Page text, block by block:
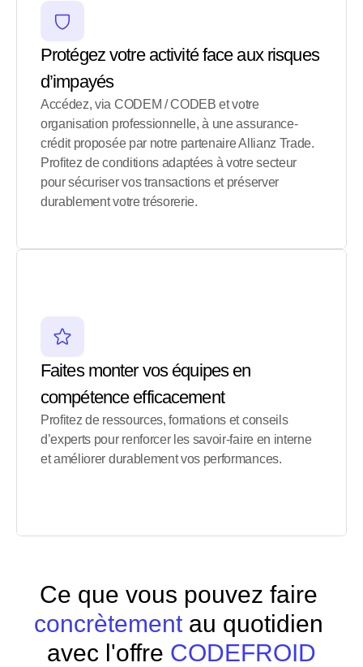
Protégez votre activité face aux risques
d’impayés
Accédez, via CODEM / CODEB et votre
organisation professionnelle, à une assurance-
crédit proposée par notre partenaire Allianz Trade.
Profitez de conditions adaptées à votre secteur
pour sécuriser vos transactions et préserver
durablement votre trésorerie.
Faites monter vos équipes en
compétence efficacement
Profitez de ressources, formations et conseils
d’experts pour renforcer les savoir-faire en interne
et améliorer durablement vos performances.
concrètement au quotidien
avec l'offre CODEFROID